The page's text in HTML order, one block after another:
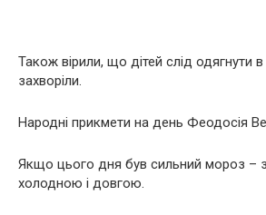
Також вірили, що дітей слід одягнути
захворіли.
Народні прикмети на день Феодосія
Якщо цього дня був сильний мороз –
холодною і довгою.